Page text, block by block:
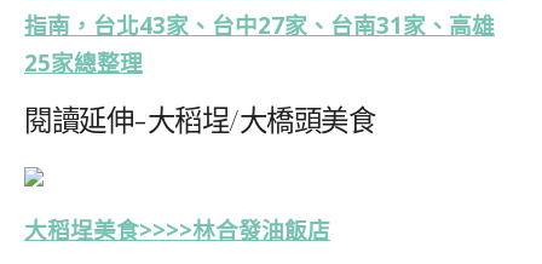
指南，台北43家、台中27家、台南31家、高雄
25家總整理
閱讀延伸-大稻埕/大橋頭美食
大稻埕美食>>>>林合發油飯店